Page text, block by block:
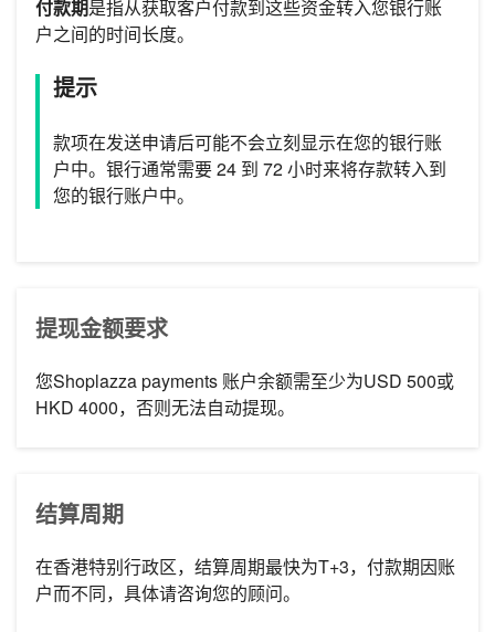
付款期是指从获取客户付款到这些资金转入您银行账
户之间的时间长度。
提示
款项在发送申请后可能不会立刻显示在您的银行账
户中。银行通常需要 24 到 72 小时来将存款转入到
您的银行账户中。
提现金额要求
您Shoplazza payments 账户余额需至少为USD 500或
HKD 4000，否则无法自动提现。
结算周期
在香港特别行政区，结算周期最快为T+3，付款期因账
户而不同，具体请咨询您的顾问。